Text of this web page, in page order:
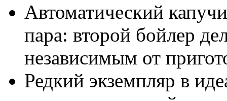
Автоматический
пара: второй бойлер
независимым от
Редкий экземпляр в